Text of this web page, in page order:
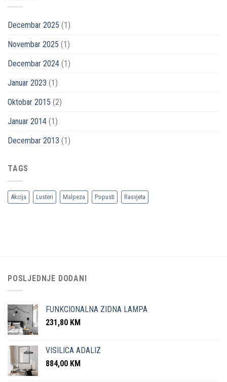
Decembar 2025 (1)
Novembar 2025 (1)
Decembar 2024 (1)
Januar 2023 (1)
Oktobar 2015 (2)
Januar 2014 (1)
Decembar 2013 (1)
TAGS
Akcija Lusteri Malpeza Popusti Rasvjeta
POSLJEDNJE DODANI
FUNKCIONALNA ZIDNA LAMPA
231,80 KM
VISILICA ADALIZ
884,00 KM